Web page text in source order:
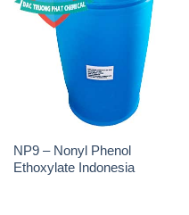
NP9 – Nonyl Phenol
Ethoxylate Indonesia